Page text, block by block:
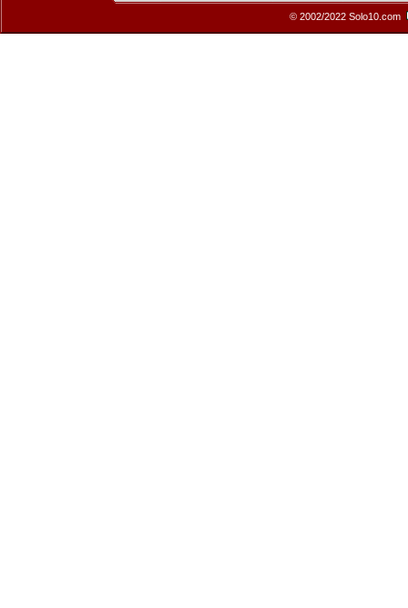
© 2002/2022 Solo10.com